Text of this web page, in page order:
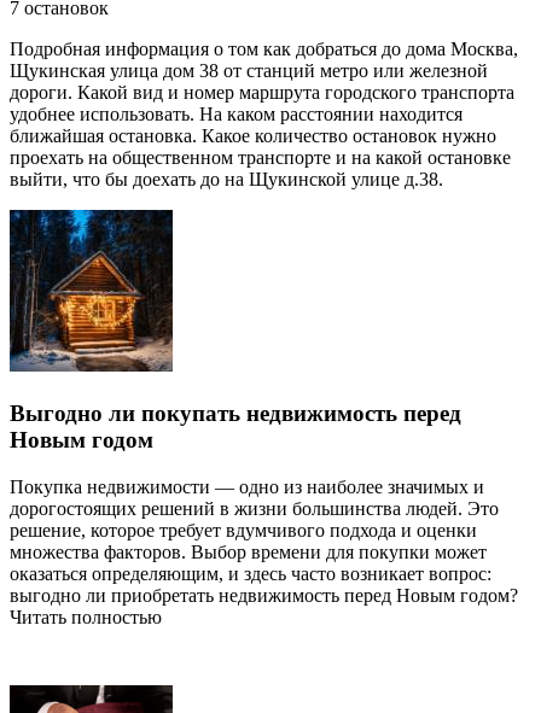
7 остановок
Подробная информация о том как добраться до дома Москва,
Щукинская улица дом 38 от станций метро или железной
дороги. Какой вид и номер маршрута городского транспорта
удобнее использовать. На каком расстоянии находится
ближайшая остановка. Какое количество остановок нужно
проехать на общественном транспорте и на какой остановке
выйти, что бы доехать до на Щукинской улице д.38.
Выгодно ли покупать недвижимость перед
Новым годом
Покупка недвижимости — одно из наиболее значимых и
дорогостоящих решений в жизни большинства людей. Это
решение, которое требует вдумчивого подхода и оценки
множества факторов. Выбор времени для покупки может
оказаться определяющим, и здесь часто возникает вопрос:
выгодно ли приобретать недвижимость перед Новым годом?
Читать полностью